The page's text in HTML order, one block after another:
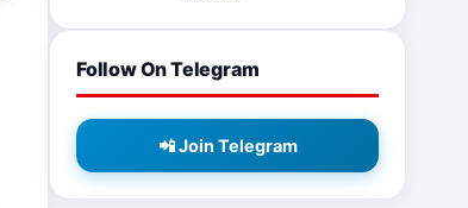
Follow On Telegram
📲 Join Telegram